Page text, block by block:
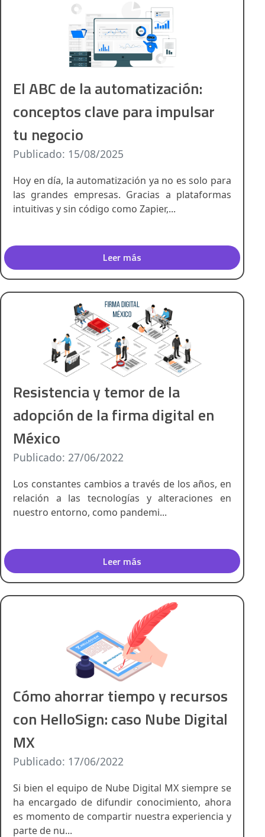
El ABC de la automatización:
conceptos clave para impulsar
tu negocio
Publicado: 15/08/2025
Hoy en día, la automatización ya no es solo para
las grandes empresas. Gracias a plataformas
intuitivas y sin código como Zapier,...
Leer más
Resistencia y temor de la
adopción de la firma digital en
México
Publicado: 27/06/2022
Los constantes cambios a través de los años, en
relación a las tecnologías y alteraciones en
nuestro entorno, como pandemi...
Leer más
Cómo ahorrar tiempo y recursos
con HelloSign: caso Nube Digital
MX
Publicado: 17/06/2022
Si bien el equipo de Nube Digital MX siempre se
ha encargado de difundir conocimiento, ahora
es momento de compartir nuestra experiencia y
parte de nu...